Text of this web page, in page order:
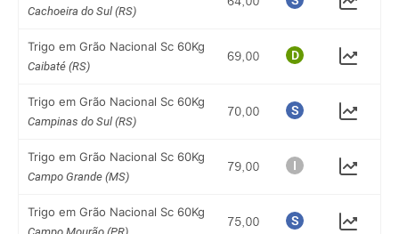
Cachoeira do Sul (RS)
Trigo em Grão Nacional Sc 60Kg
Caibaté (RS)
Trigo em Grão Nacional Sc 60Kg
Campinas do Sul (RS)
Trigo em Grão Nacional Sc 60Kg
Campo Grande (MS)
Trigo em Grão Nacional Sc 60Kg